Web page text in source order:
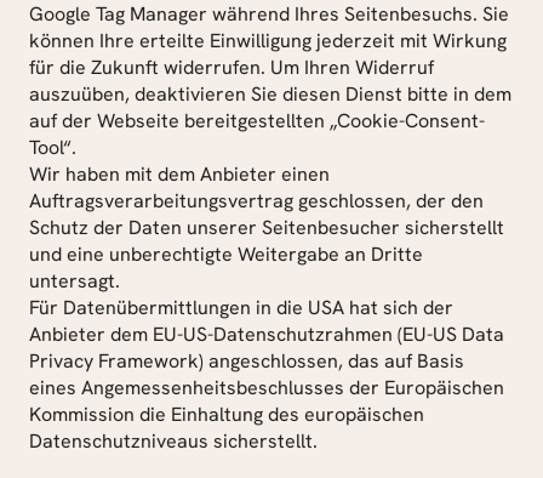
Google Tag Manager während Ihres Seitenbesuchs. Sie
können Ihre erteilte Einwilligung jederzeit mit Wirkung
für die Zukunft widerrufen. Um Ihren Widerruf
auszuüben, deaktivieren Sie diesen Dienst bitte in dem
auf der Webseite bereitgestellten „Cookie-Consent-
Tool“.
Wir haben mit dem Anbieter einen
Auftragsverarbeitungsvertrag geschlossen, der den
Schutz der Daten unserer Seitenbesucher sicherstellt
und eine unberechtigte Weitergabe an Dritte
untersagt.
Für Datenübermittlungen in die USA hat sich der
Anbieter dem EU-US-Datenschutzrahmen (EU-US Data
Privacy Framework) angeschlossen, das auf Basis
eines Angemessenheitsbeschlusses der Europäischen
Kommission die Einhaltung des europäischen
Datenschutzniveaus sicherstellt.